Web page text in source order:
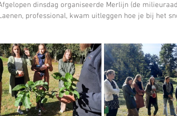
dinsdag organiseerde Merlijn (de
professional, kwam uitleggen hoe je bij het